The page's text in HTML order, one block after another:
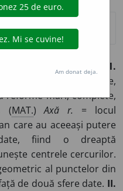
1.
(adverbial) din temelie,
reforme mari, complete,
(MAT.)Axă r.
= locul
care au aceeași putere
fiind o dreaptă
centrele cercurilor.
al punctelor din
de două sfere date. II.
Am donat deja.